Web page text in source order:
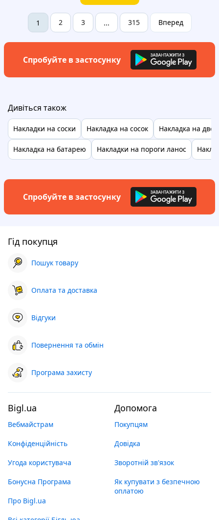
1 2 3 ... 315 Вперед
Спробуйте в застосунку
Дивіться також
Накладки на соски Накладка на сосок Накладка на
Накладка на батарею Накладки на пороги ланос
Спробуйте в застосунку
Гід покупця
Пошук товару
Оплата та доставка
Відгуки
Повернення та обмін
Програма захисту
Bigl.ua
Вебмайстрам
Конфіденційність
Угода користувача
Бонусна Програма
Про Bigl.ua
Допомога
Покупцям
Довідка
Зворотній зв'язок
Як купувати з безпечною
оплатою